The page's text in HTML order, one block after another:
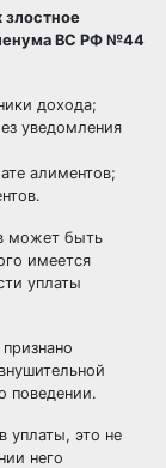
злостное
ВС РФ №44
дохода;
уведомления
алиментов;
может быть
имеется
уплаты
поведении.
уплаты, это не
него